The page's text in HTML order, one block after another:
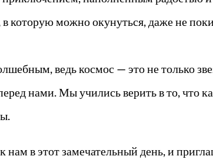
в которую можно окунуться, даже не
ведь космос — это не только
нами. Мы учились верить в то, что
нам в этот замечательный день, и